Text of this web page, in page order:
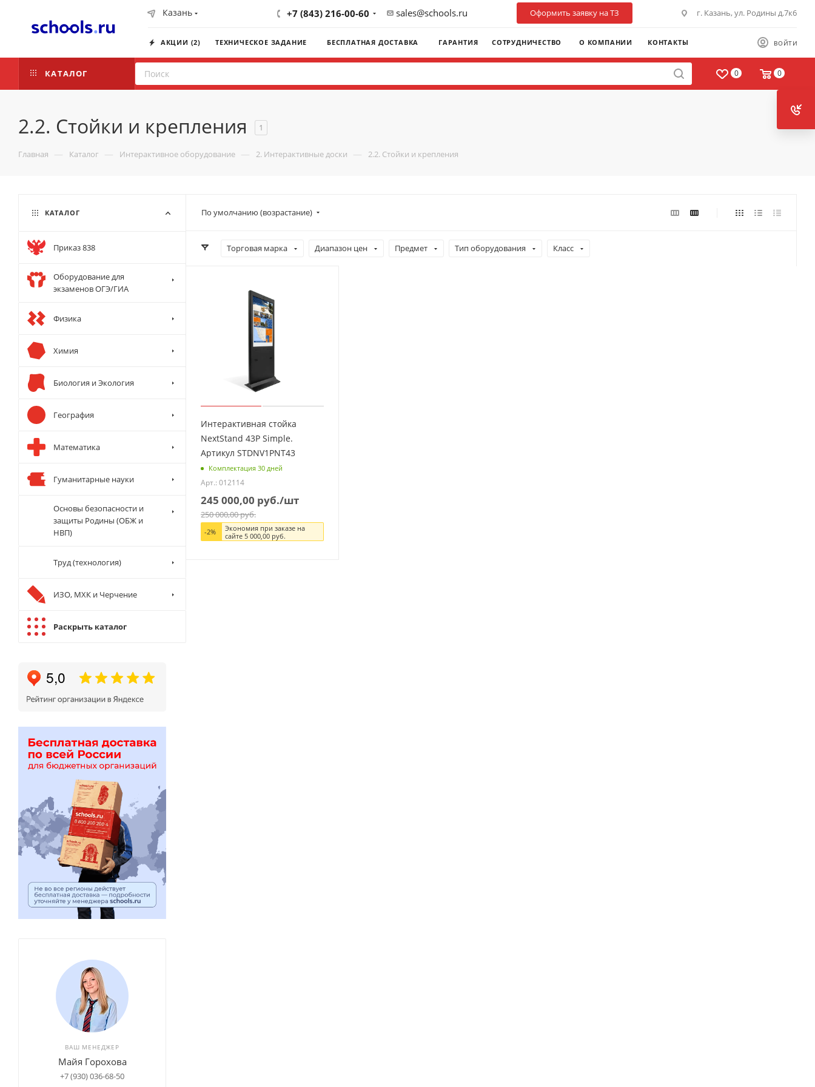
Казань +7 (843) 216-00-60 sales@schools.ru Оформить заявку на ТЗ г. Казань, ул. Родины д.7к6
ВОЙТИ
АКЦИИ (2) ТЕХНИЧЕСКОЕ ЗАДАНИЕ БЕСПЛАТНАЯ ДОСТАВКА ГАРАНТИЯ СОТРУДНИЧЕСТВО О КОМПАНИИ КОНТАКТЫ
0 0
КАТАЛОГ
2.2. Стойки и крепления 1
Главная — Каталог — Интерактивное оборудование — 2. Интерактивные доски — 2.2. Стойки и крепления
По умолчанию (возрастание)
Торговая марка Диапазон цен Предмет Тип оборудования Класс
Интерактивная стойка
NextStand 43P Simple.
Артикул STDNV1PNT43
Комплектация 30 дней
Арт.: 012114
245 000,00 руб./шт
250 000,00руб.
-2%
Экономия при заказе на
сайте 5 000,00 руб.
КАТАЛОГ
Приказ 838
Оборудование для
экзаменов ОГЭ/ГИА
Физика
Химия
Биология и Экология
География
Математика
Гуманитарные науки
Основы безопасности и
защиты Родины (ОБЖ и
НВП)
Труд (технология)
ИЗО, МХК и Черчение
Раскрыть каталог
ВАШ МЕНЕДЖЕР
Майя Горохова
+7 (930) 036-68-50